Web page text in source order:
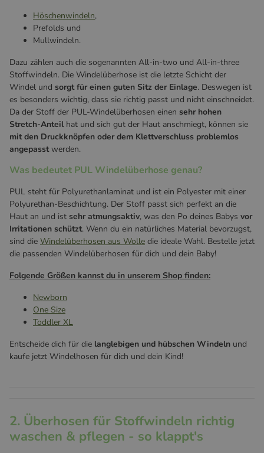
Höschenwindeln,
Prefolds und
Mullwindeln.
Dazu zählen auch die sogenannten All-in-two und All-in-three
Stoffwindeln. Die Windelüberhose ist die letzte Schicht der
Windel und sorgt für einen guten Sitz der Einlage. Deswegen ist
es besonders wichtig, dass sie richtig passt und nicht einschneidet.
Da der Stoff der PUL-Windelüberhosen einen sehr hohen
Stretch-Anteilhat und sich gut der Haut anschmiegt, können sie
mit den Druckknöpfen oder dem Klettverschluss problemlos
angepasstwerden.
Was bedeutet PUL Windelüberhose genau?
PUL steht für Polyurethanlaminat und ist ein Polyester mit einer
Polyurethan-Beschichtung. Der Stoff passt sich perfekt an die
Haut an und ist sehr atmungsaktiv, was den Po deines Babys vor
Irritationen schützt. Wenn du ein natürliches Material bevorzugst,
sind die Windelüberhosen aus Wolle die ideale Wahl. Bestelle jetzt
die passenden Windelüberhosen für dich und dein Baby!
Folgende Größen kannst du in unserem Shop finden:
Newborn
One Size
Toddler XL
Entscheide dich für die langlebigen und hübschen Windeln und
kaufe jetzt Windelhosen für dich und dein Kind!
2. Überhosen für Stoffwindeln richtig
waschen & pflegen - so klappt's